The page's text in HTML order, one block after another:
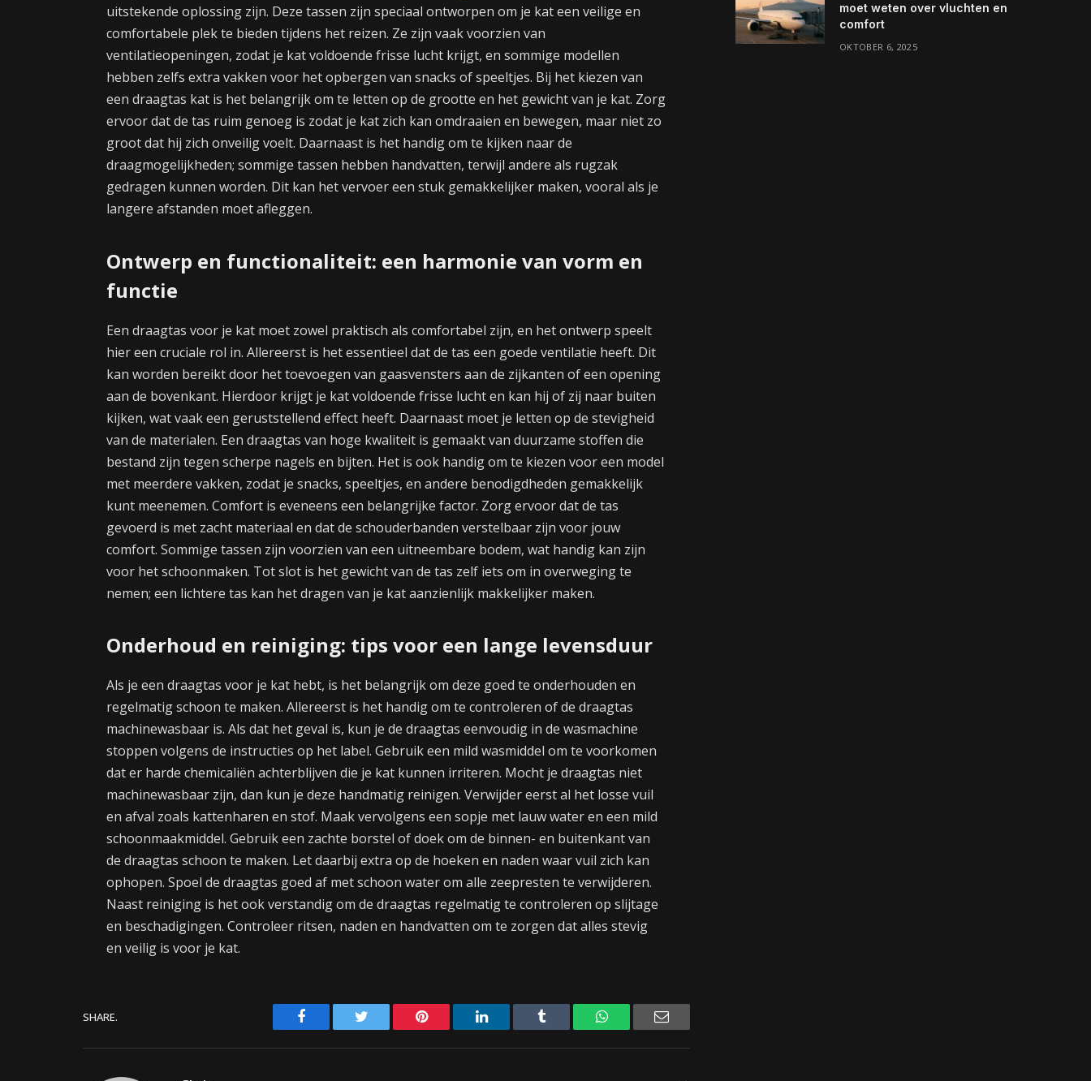
uitstekende oplossing zijn. Deze tassen zijn speciaal ontworpen om je kat een veilige en
comfortabele plek te bieden tijdens het reizen. Ze zijn vaak voorzien van
ventilatieopeningen, zodat je kat voldoende frisse lucht krijgt, en sommige modellen
hebben zelfs extra vakken voor het opbergen van snacks of speeltjes. Bij het kiezen van
een draagtas kat is het belangrijk om te letten op de grootte en het gewicht van je kat. Zorg
ervoor dat de tas ruim genoeg is zodat je kat zich kan omdraaien en bewegen, maar niet zo
groot dat hij zich onveilig voelt. Daarnaast is het handig om te kijken naar de
draagmogelijkheden; sommige tassen hebben handvatten, terwijl andere als rugzak
gedragen kunnen worden. Dit kan het vervoer een stuk gemakkelijker maken, vooral als je
langere afstanden moet afleggen.
Ontwerp en functionaliteit: een harmonie van vorm en
functie
Een draagtas voor je kat moet zowel praktisch als comfortabel zijn, en het ontwerp speelt
hier een cruciale rol in. Allereerst is het essentieel dat de tas een goede ventilatie heeft. Dit
kan worden bereikt door het toevoegen van gaasvensters aan de zijkanten of een opening
aan de bovenkant. Hierdoor krijgt je kat voldoende frisse lucht en kan hij of zij naar buiten
kijken, wat vaak een geruststellend effect heeft. Daarnaast moet je letten op de stevigheid
van de materialen. Een draagtas van hoge kwaliteit is gemaakt van duurzame stoffen die
bestand zijn tegen scherpe nagels en bijten. Het is ook handig om te kiezen voor een model
met meerdere vakken, zodat je snacks, speeltjes, en andere benodigdheden gemakkelijk
kunt meenemen. Comfort is eveneens een belangrijke factor. Zorg ervoor dat de tas
gevoerd is met zacht materiaal en dat de schouderbanden verstelbaar zijn voor jouw
comfort. Sommige tassen zijn voorzien van een uitneembare bodem, wat handig kan zijn
voor het schoonmaken. Tot slot is het gewicht van de tas zelf iets om in overweging te
nemen; een lichtere tas kan het dragen van je kat aanzienlijk makkelijker maken.
Onderhoud en reiniging: tips voor een lange levensduur
Als je een draagtas voor je kat hebt, is het belangrijk om deze goed te onderhouden en
regelmatig schoon te maken. Allereerst is het handig om te controleren of de draagtas
machinewasbaar is. Als dat het geval is, kun je de draagtas eenvoudig in de wasmachine
stoppen volgens de instructies op het label. Gebruik een mild wasmiddel om te voorkomen
dat er harde chemicaliën achterblijven die je kat kunnen irriteren. Mocht je draagtas niet
machinewasbaar zijn, dan kun je deze handmatig reinigen. Verwijder eerst al het losse vuil
en afval zoals kattenharen en stof. Maak vervolgens een sopje met lauw water en een mild
schoonmaakmiddel. Gebruik een zachte borstel of doek om de binnen- en buitenkant van
de draagtas schoon te maken. Let daarbij extra op de hoeken en naden waar vuil zich kan
ophopen. Spoel de draagtas goed af met schoon water om alle zeepresten te verwijderen.
Naast reiniging is het ook verstandig om de draagtas regelmatig te controleren op slijtage
en beschadigingen. Controleer ritsen, naden en handvatten om te zorgen dat alles stevig
en veilig is voor je kat.
SHARE. Facebook Twitter Pinterest LinkedIn Tumblr WhatsAppEmail
moet weten over vluchten en
comfort
OKTOBER 6, 2025